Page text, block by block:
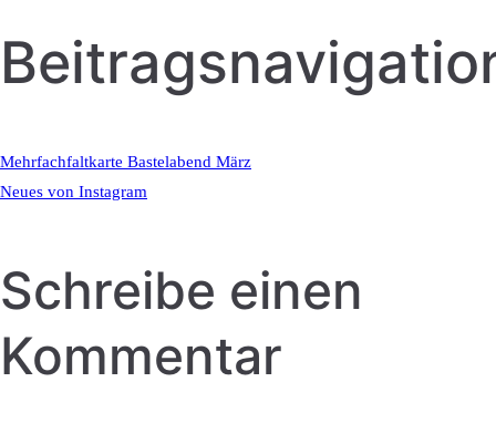
Mehrfachfaltkarte Bastelabend März
Neues von Instagram
Schreibe einen
Kommentar